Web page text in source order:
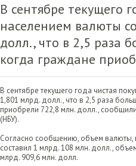
В сентябре текущего
населением валюты
долл., что в 2,5 раза
когда граждане
В сентябре текущего года чистая
1,801 млрд. долл., что в 2,5 раза
приобрели 722,8 млн. долл.,
(НБУ).
Согласно сообщению, объем валюты,
составил 1 млрд. 108 млн. долл.,
млрд. 909,6 млн. долл.